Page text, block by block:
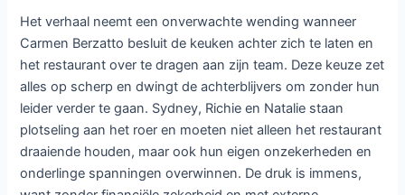
De hitserie The Bearkeert terug voor een laatste,